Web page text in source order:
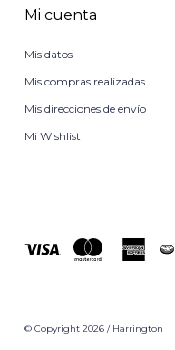
Mi cuenta
Mis datos
Mis compras realizadas
Mis direcciones de envío
Mi Wishlist
© Copyright 2026 / Harrington